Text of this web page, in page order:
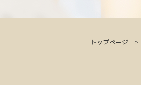
トップページ